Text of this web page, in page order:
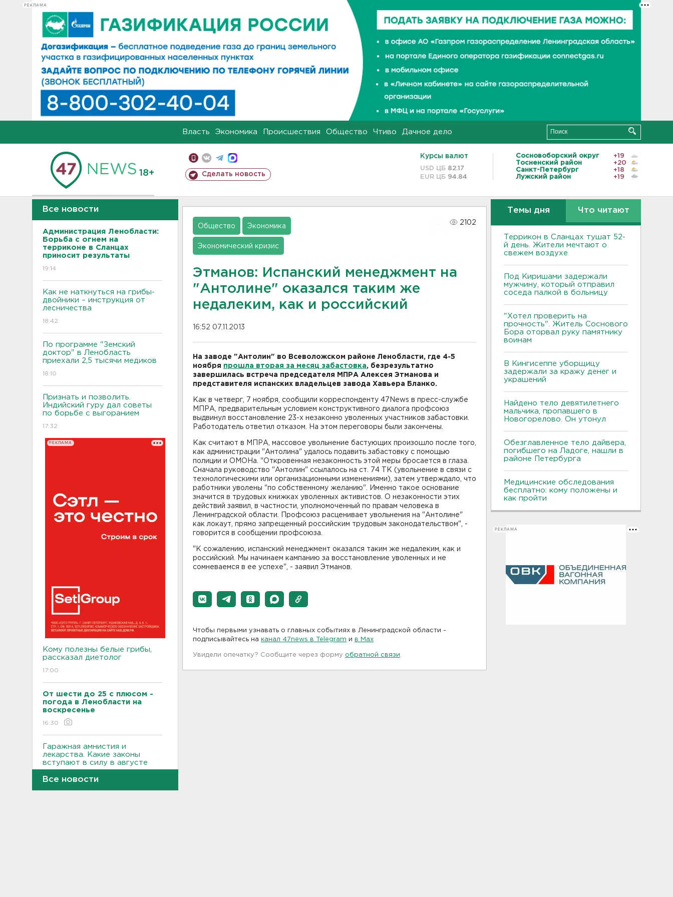
РЕКЛАМА
Власть Экономика Происшествия Общество Чтиво Дачное дело
18+ Сделать новость
Курсы валют
USD ЦБ 82.17
EUR ЦБ 94.84
Сосновоборский округ
+19
Тосненский район
+20
Санкт-Петербург
+18
Лужский район
+19
Все новости
Администрация Ленобласти:
Борьба с огнем на
терриконе в Сланцах
приносит результаты
19:14
Как не наткнуться на грибы-
двойники – инструкция от
лесничества
18:42
По программе "Земский
доктор" в Ленобласть
приехали 2,5 тысячи медиков
18:10
Признать и позволить.
Индийский гуру дал советы
по борьбе с выгоранием
17:32
РЕКЛАМА
Кому полезны белые грибы,
рассказал диетолог
17:00
От шести до 25 с плюсом -
погода в Ленобласти на
воскресенье
16:30
Гаражная амнистия и
лекарства. Какие законы
вступают в силу в августе
16:00
Все новости
Общество Экономика
Экономический кризис
2102
Этманов: Испанский менеджмент на
"Антолине" оказался таким же
недалеким, как и российский
16:52 07.11.2013
На заводе "Антолин" во Всеволожском районе Ленобласти, где 4-5
ноября прошла вторая за месяц забастовка, безрезультатно
завершилась встреча председателя МПРА Алексея Этманова и
представителя испанских владельцев завода Хавьера Бланко.
Как в четверг, 7 ноября, сообщили корреспонденту 47News в пресс-службе
МПРА, предварительным условием конструктивного диалога профсоюз
выдвинул восстановление 23-х незаконно уволенных участников забастовки.
Работодатель ответил отказом. На этом переговоры были закончены.
Как считают в МПРА, массовое увольнение бастующих произошло после того,
как администрации "Антолина" удалось подавить забастовку с помощью
полиции и ОМОНа. "Откровенная незаконность этой меры бросается в глаза.
Сначала руководство "Антолин" ссылалось на ст. 74 ТК (увольнение в связи с
технологическими или организационными изменениями), затем утверждало, что
работники уволены "по собственному желанию". Именно такое основание
значится в трудовых книжках уволенных активистов. О незаконности этих
действий заявил, в частности, уполномоченный по правам человека в
Ленинградской области. Профсоюз расценивает увольнения на "Антолине"
как локаут, прямо запрещенный российским трудовым законодательством", -
говорится в сообщении профсоюза.
"К сожалению, испанский менеджмент оказался таким же недалеким, как и
российский. Мы начинаем кампанию за восстановление уволенных и не
сомневаемся в ее успехе", - заявил Этманов.
Чтобы первыми узнавать о главных событиях в Ленинградской области -
подписывайтесь на канал 47news в Telegram и в Maх
Увидели опечатку? Сообщите через форму обратной связи
Темы дня Что читают
Террикон в Сланцах тушат 52-
й день. Жители мечтают о
свежем воздухе
Под Киришами задержали
мужчину, который отправил
соседа палкой в больницу
"Хотел проверить на
прочность". Житель Соснового
Бора оторвал руку памятнику
воинам
В Кингисеппе уборщицу
задержали за кражу денег и
украшений
Найдено тело девятилетнего
мальчика, пропавшего в
Новогорелово. Он утонул
Обезглавленное тело дайвера,
погибшего на Ладоге, нашли в
районе Петербурга
Медицинские обследования
бесплатно: кому положены и
как пройти
РЕКЛАМА